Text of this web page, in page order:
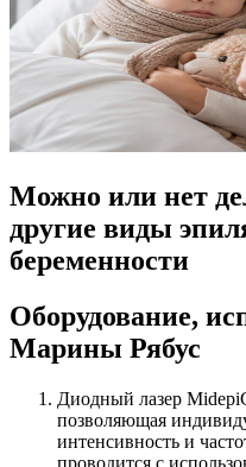
Можно или нет
другие виды
беременности
Оборудование,
Марины Рябус
Диодный лазер
позволяющая
интенсивность и
проводится с